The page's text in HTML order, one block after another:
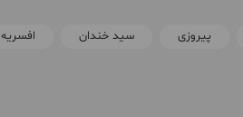
پیروزی سید خندان افسریه